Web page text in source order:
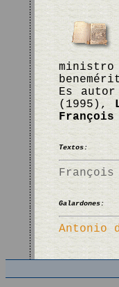
Es
(1995),
Textos:
Galardones:
Antonio